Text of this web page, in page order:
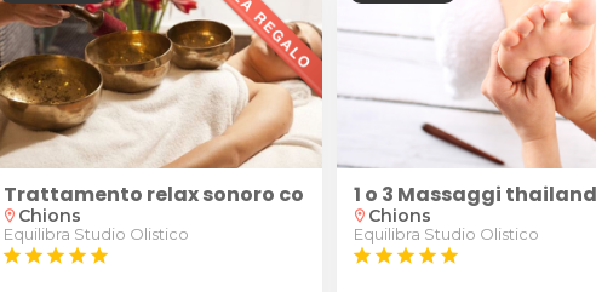
Trattamento relax sonoro con campane tibetane
location_on Chions
Equilibra Studio Olistico
star star star star star
1 o 3 Massaggi
location_on Chions
Equilibra Studio Olistico
star star star star star